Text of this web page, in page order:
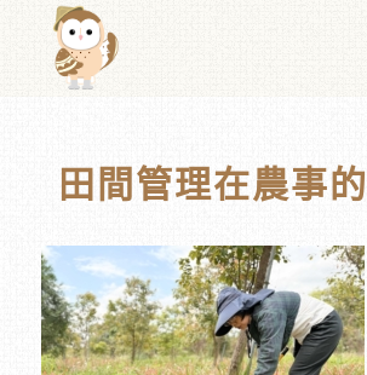
田間管理在農事